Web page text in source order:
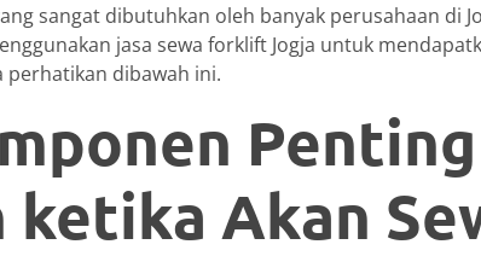
sangat dibutuhkan oleh banyak perusahaan di
jasa sewa forklift Jogja untuk
perhatikan dibawah ini.
Akan